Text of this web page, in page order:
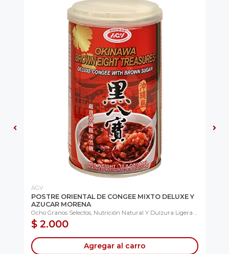
AGV
POSTRE ORIENTAL DE CONGEE MIXTO DELUXE Y
AZUCAR MORENA
Ocho Granos Selectos, Nutrición Natural Y Dulzura Ligera ...
$ 2.000
Agregar al carro